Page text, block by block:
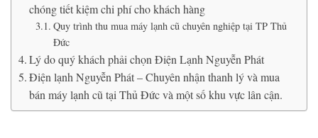
chóng tiết kiệm chi phí cho khách hàng
Quy trình thu mua máy lạnh cũ chuyên nghiệp tại TP Thủ
Đức
Lý do quý khách phải chọn Điện Lạnh Nguyễn Phát
Điện lạnh Nguyễn Phát – Chuyên nhận thanh lý và mua
bán máy lạnh cũ tại Thủ Đức và một số khu vực lân cận.